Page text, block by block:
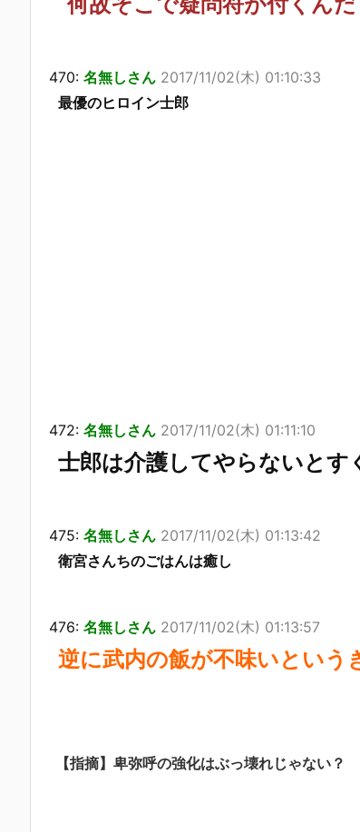
470: 名無しさん 2017/11/02(木) 01:10:33
最優のヒロイン士郎
472: 名無しさん 2017/11/02(木) 01:11:10
士郎は介護してやらないと
475: 名無しさん 2017/11/02(木) 01:13:42
衛宮さんちのごはんは癒し
476: 名無しさん 2017/11/02(木) 01:13:57
逆に武内の飯が不味いとい
【指摘】卑弥呼の強化はぶっ壊れじゃない？